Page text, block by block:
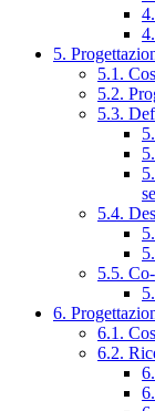
5.
5.1.
5.2.
5.3.
5.4.
5.5.
6.
6.1.
6.2.